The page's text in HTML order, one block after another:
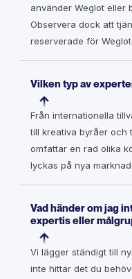
använder Weglot eller
Observera dock att
reserverade för Weglot
Vilken typ av
Från internationella
till kreativa byråer och
omfattar en rad olika
lyckas på nya
Vad händer om jag
expertis eller
Vi lägger ständigt till
inte hittar det du